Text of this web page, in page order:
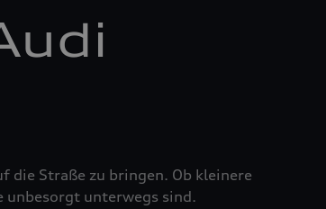
die Straße zu bringen. Ob kleinere
unbesorgt unterwegs sind.